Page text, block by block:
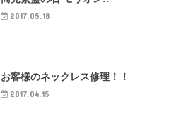
2017.05.18
お客様のネックレス修理！！
2017.04.15